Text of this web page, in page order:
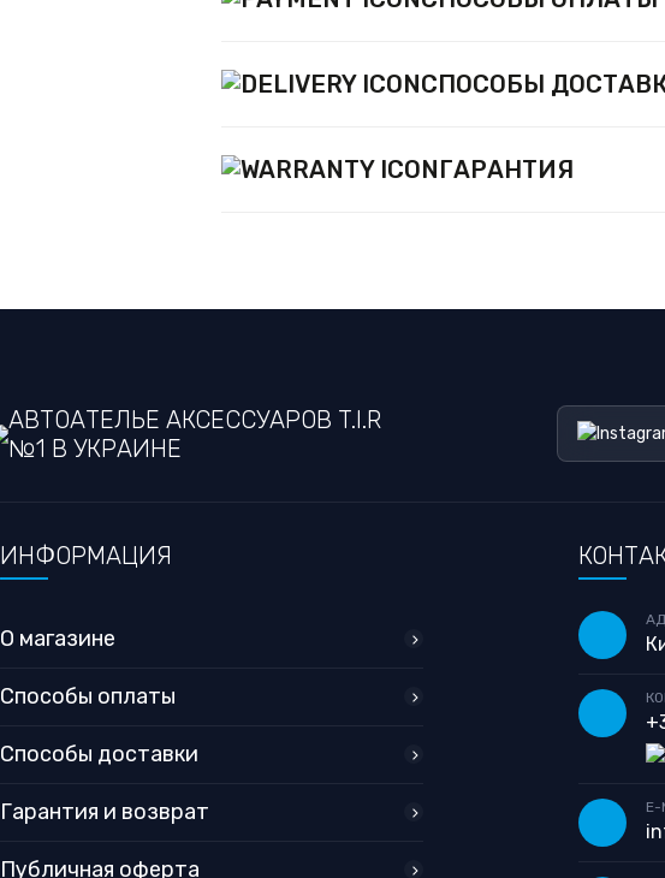
СПОСОБЫ
ГАРАНТИЯ
АВТОАТЕЛЬЕ АКСЕССУАРОВ T.I.R
№1 В УКРАИНЕ
ИНФОРМАЦИЯ
О магазине
Способы оплаты
Способы доставки
Гарантия и возврат
Публичная оферта
E-